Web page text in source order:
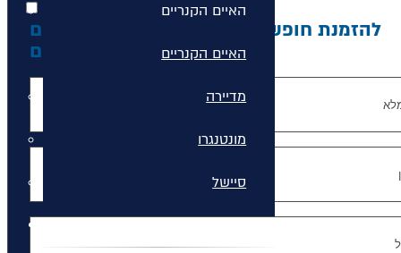
האיים הקנריים
האיים הקנריים
מדיירה
מונטנגרו
סיישל
להזמנת חופשת קיץ חלומית השאירו פרטים
עוד היום